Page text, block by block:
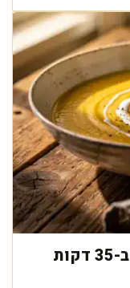
מרק תירס קרמי משגע: מוכן ב-35 דקות